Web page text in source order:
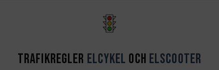
Trafikregler Elcykel och Elscooter